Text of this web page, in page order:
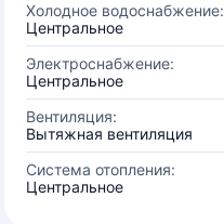
Холодное водоснабжение:
Центральное
Электроснабжение:
Центральное
Вентиляция:
Вытяжная вентиляция
Система отопления:
Центральное